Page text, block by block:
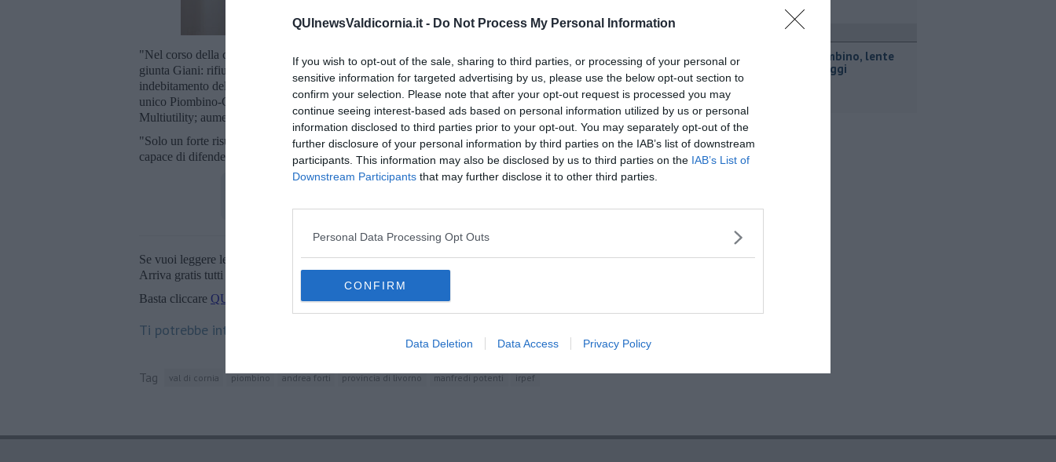
QUInewsValdicornia.it - Do Not Process My Personal Information
If you wish to opt-out of the sale, sharing to third parties, or processing of your personal or
sensitive information for targeted advertising by us, please use the below opt-out section to
confirm your selection. Please note that after your opt-out request is processed you may
continue seeing interest-based ads based on personal information utilized by us or personal
information disclosed to third parties prior to your opt-out. You may separately opt-out of the
further disclosure of your personal information by third parties on the IAB’s list of downstream
participants. This information may also be disclosed by us to third parties on the IAB’s List of
Downstream Participants that may further disclose it to other third parties.
Personal Data Processing Opt Outs
CONFIRM
Data Deletion Data Access Privacy Policy
"Nel corso della conferenza - fanno sapere in una nota - sono state denunciate le principali criticità della
giunta Giani: rifiuto dei CPR, con conseguenze sulla sicurezza e sul lavoro delle forze dell’ordine; grave
indebitamento della sanità e crisi degli ospedali periferici, come quello di Piombino; progetto dell’ospedale
unico Piombino-Cecina, giudicato inadeguato; rischio di privatizzazione dell’acqua con la
Multiutility; aumenti di TARI e IRPEF a carico dei cittadini".
"Solo un forte risultato della provincia di Livorno potrà garantire un rappresentante diretto in Regione,
capace di difendere i nostri territori", ha concluso la Lega.
Se vuoi leggere le notizie principali della Toscana iscriviti allaNewsletter QUInews - ToscanaMedia.
Arriva gratis tutti i giorni alle 20:00 direttamente nella tua casella di posta.
Basta cliccare QUI
Ti potrebbe interessare anche:
Tag val di cornia piombino andrea forti provincia di livorno manfredi potenti irpef
Porto Piombino, lente
sui parcheggi